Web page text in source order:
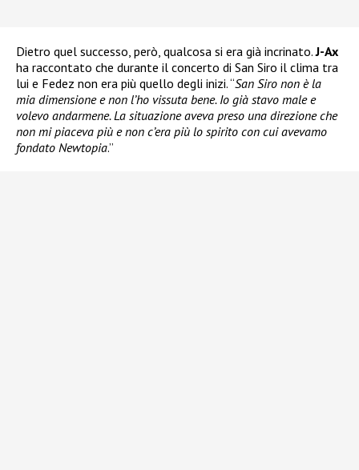
Dietro quel successo, però, qualcosa si era già incrinato.J-Ax
ha raccontato che durante il concerto di San Siro il clima tra
lui e Fedez non era più quello degli inizi. “San Siro non è la
mia dimensione e non l’ho vissuta bene. Io già stavo male e
volevo andarmene. La situazione aveva preso una direzione che
non mi piaceva più e non c’era più lo spirito con cui avevamo
fondato Newtopia.”